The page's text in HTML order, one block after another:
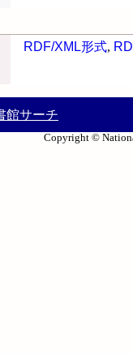
RDF/XML形式,
館サーチ
Copyright ©